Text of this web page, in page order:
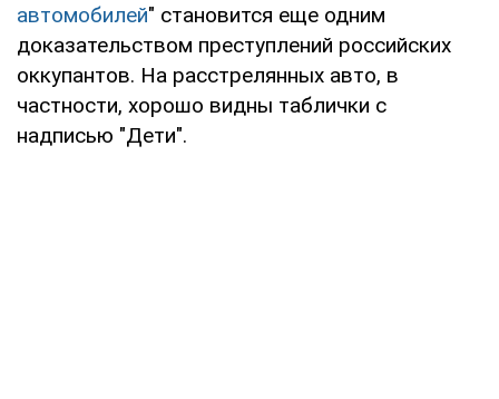
автомобилей" становится еще одним
доказательством преступлений российских
оккупантов. На расстрелянных авто, в
частности, хорошо видны таблички с
надписью "Дети".